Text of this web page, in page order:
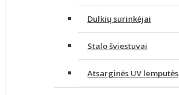
Dulkių surinkėjai
Stalo šviestuvai
Atsarginės UV lemputės